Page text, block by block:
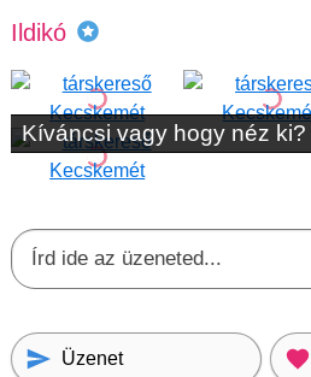
Ildikó
Kíváncsi vagy hogy néz ki?
Üzenet